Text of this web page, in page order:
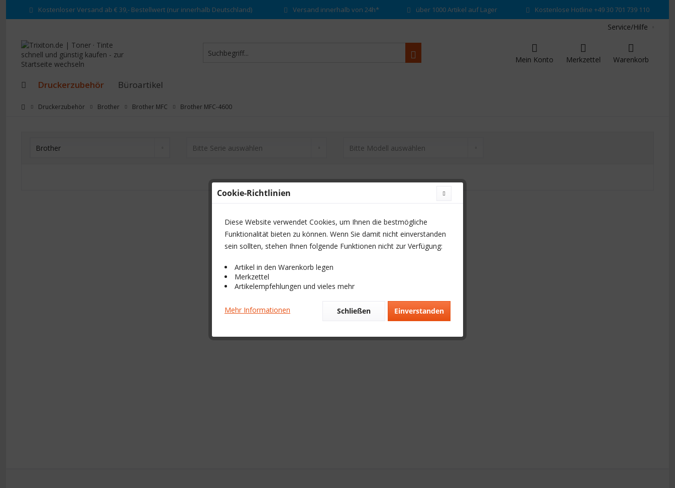
Kostenloser Versand ab € 39,- Bestellwert (nur innerhalb Deutschland) Versand innerhalb von 24h* über 1000 Artikel auf Lager Kostenlose Hotline +49 30 701 739 110
Service/Hilfe
Warenkorb
Merkzettel
Mein Konto
Druckerzubehör Büroartikel
Druckerzubehör Brother Brother MFC Brother MFC-4600
Cookie-Richtlinien
Diese Website verwendet Cookies, um Ihnen die bestmögliche
Funktionalität bieten zu können. Wenn Sie damit nicht einverstanden
sein sollten, stehen Ihnen folgende Funktionen nicht zur Verfügung:
Artikel in den Warenkorb legen
Merkzettel
Artikelempfehlungen und vieles mehr
Mehr Informationen Einverstanden
Schließen